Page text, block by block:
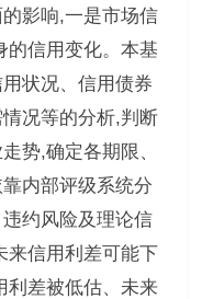
影响,一是市场信
的信用变化。本基
状况、信用债券
况等的分析,判断
势,确定各期限、
内部评级系统分
约风险及理论信
来信用利差可能下
利差被低估、未来